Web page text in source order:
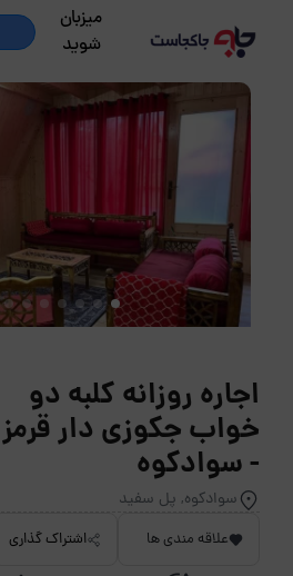
میزبان
شوید
اجاره روزانه کلبه دو
خواب جکوزی دار قرمز
- سوادکوه
سوادکوه, پل سفید
علاقه مندی ها اشتراک گذاری